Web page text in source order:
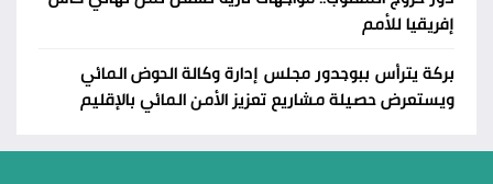
إفريقيا للأمم
بركة يترأس ببوجدور مجلس إدارة وكالة الحوض المائي
ويستعرض حصيلة مشاريع تعزيز الأمن المائي بالإقليم